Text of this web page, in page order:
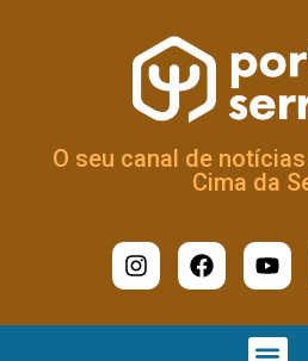
O seu canal de
Cima da